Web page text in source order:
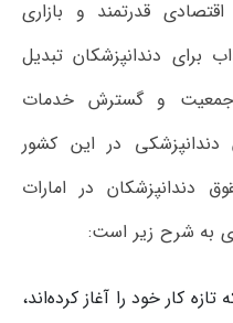
قدرتمند و بازاری
برای دندانپزشکان تبدیل
و گسترش خدمات
در این کشور
دندانپزشکان در امارات
به شرح زیر است:
کار خود را آغاز کرده‌اند،